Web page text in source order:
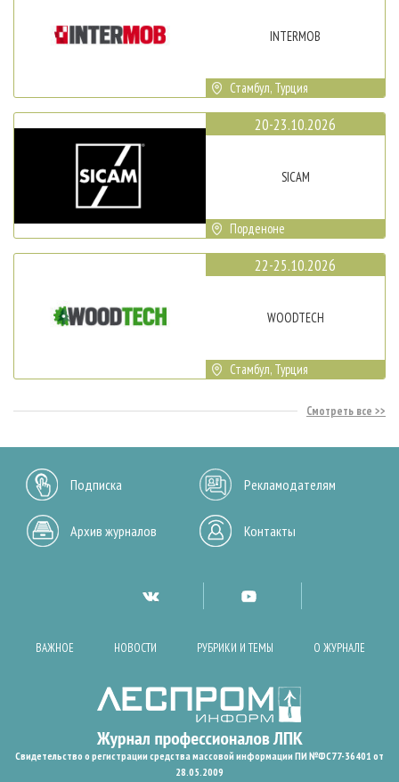
INTERMOB
Стамбул, Турция
20-23.10.2026
SICAM
Порденоне
22-25.10.2026
WOODTECH
Стамбул, Турция
Смотреть все
Подписка Рекламодателям
Архив журналов Контакты
ВАЖНОЕ НОВОСТИ РУБРИКИ И ТЕМЫ О ЖУРНАЛЕ
Свидетельство о регистрации средства массовой информации ПИ №ФС77-36401 от
28.05.2009